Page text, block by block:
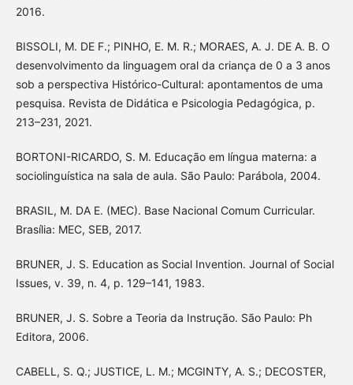
2016.
BISSOLI, M. DE F.; PINHO, E. M. R.; MORAES, A. J. DE A. B. O
desenvolvimento da linguagem oral da criança de 0 a 3 anos
sob a perspectiva Histórico-Cultural: apontamentos de uma
pesquisa. Revista de Didática e Psicologia Pedagógica, p.
213–231, 2021.
BORTONI-RICARDO, S. M. Educação em língua materna: a
sociolinguística na sala de aula. São Paulo: Parábola, 2004.
BRASIL, M. DA E. (MEC). Base Nacional Comum Curricular.
Brasília: MEC, SEB, 2017.
BRUNER, J. S. Education as Social Invention. Journal of Social
Issues, v. 39, n. 4, p. 129–141, 1983.
BRUNER, J. S. Sobre a Teoria da Instrução. São Paulo: Ph
Editora, 2006.
CABELL, S. Q.; JUSTICE, L. M.; MCGINTY, A. S.; DECOSTER,